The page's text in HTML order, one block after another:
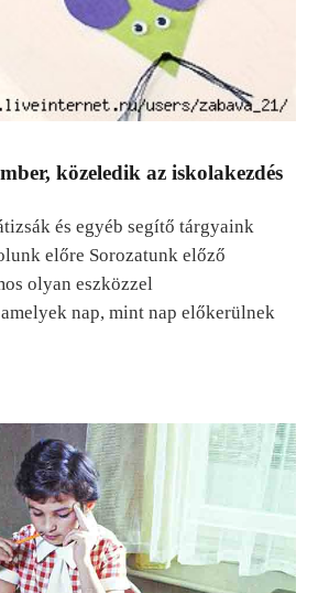
közeledik az iskolakezdés
és egyéb segítő tárgyaink
előre Sorozatunk előző
olyan eszközzel
nap, mint nap előkerülnek